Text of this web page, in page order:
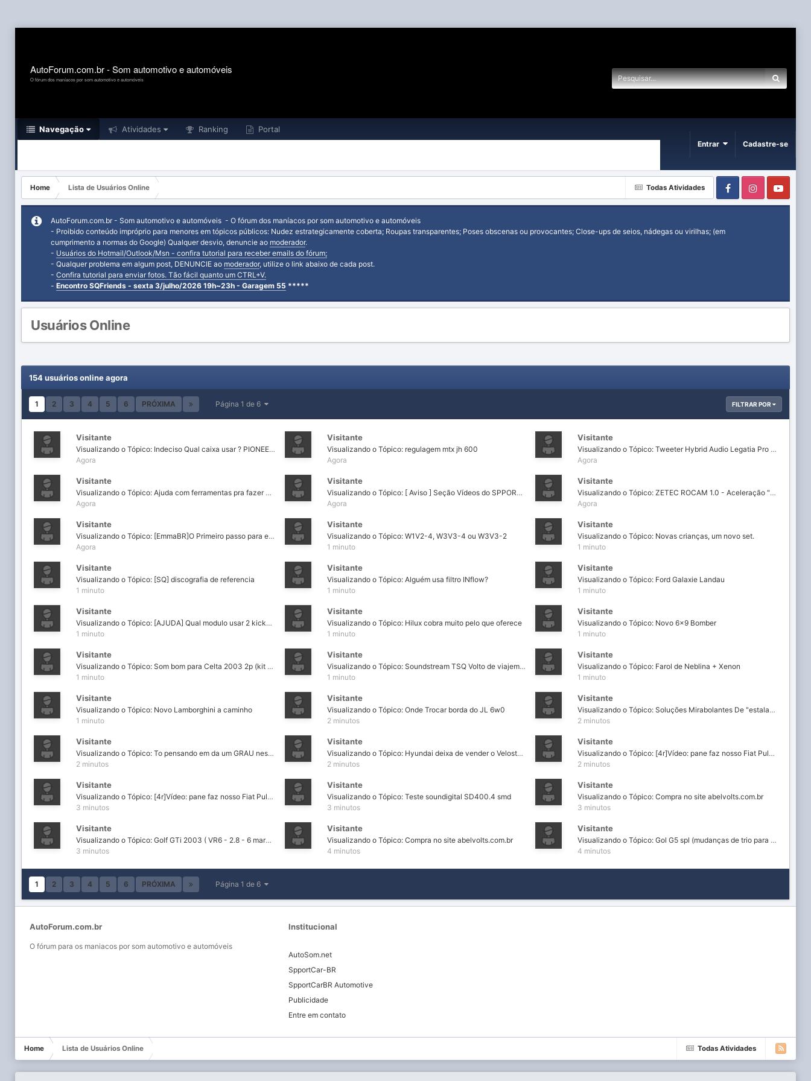
AutoForum.com.br - Som automotivo e automóveis
O fórum dos maníacos por som automotivo e automóveis
Navegação Atividades Ranking Portal
Entrar Cadastre-se
Todas Atividades
Home Lista de Usuários Online FacebookInstagram
AutoForum.com.br - Som automotivo e automóveis - O fórum dos maníacos por som automotivo e automóveis
- Proibido conteúdo impróprio para menores em tópicos públicos: Nudez estrategicamente coberta; Roupas transparentes; Poses obscenas ou provocantes; Close-ups de seios, nádegas ou virilhas; (em
cumprimento a normas do Google) Qualquer desvio, denuncie ao moderador.
- Usuários do Hotmail/Outlook/Msn - confira tutorial para receber emails do fórum;
- Qualquer problema em algum post, DENUNCIE ao moderador, utilize o link abaixo de cada post.
- Confira tutorial para enviar fotos. Tão fácil quanto um CTRL+V.
- Encontro SQFriends - sexta 3/julho/2026 19h~23h - Garagem 55 *****
Usuários Online
154 usuários online agora
FILTRAR POR
1 2 3 4 5 6 PRÓXIMA Página 1 de 6
Visitante
Visualizando o Tópico: Indeciso Qual caixa usar ? PIONEER 309
Agora
Visitante
Visualizando o Tópico: regulagem mtx jh 600
Agora
Visitante
Visualizando o Tópico: Tweeter Hybrid Audio Legatia Pro L1
Agora
Visitante
Visualizando o Tópico: Ajuda com ferramentas pra fazer caixas. =)
Agora
Visitante
Visualizando o Tópico: [ Aviso ] Seção Vídeos do SPPORTCARBR
Agora
Visitante
Visualizando o Tópico: ZETEC ROCAM 1.0 - Aceleração " engasgando ''
Agora
Visitante
Visualizando o Tópico: [EmmaBR]O Primeiro passo para estar entre os melhores do mundo começa aqui. Diretamente de Singapura, Terence Nah, Diretor da EM...
Agora
Visitante
Visualizando o Tópico: W1V2-4, W3V3-4 ou W3V3-2
1 minuto
Visitante
Visualizando o Tópico: Novas crianças, um novo set.
1 minuto
Visitante
Visualizando o Tópico: [SQ] discografia de referencia
1 minuto
Visitante
Visualizando o Tópico: Alguém usa filtro INflow?
1 minuto
Visitante
Visualizando o Tópico: Ford Galaxie Landau
1 minuto
Visitante
Visualizando o Tópico: [AJUDA] Qual modulo usar 2 kicker CVR 12 2+2??
1 minuto
Visitante
Visualizando o Tópico: Hilux cobra muito pelo que oferece
1 minuto
Visitante
Visualizando o Tópico: Novo 6x9 Bomber
1 minuto
Visitante
Visualizando o Tópico: Som bom para Celta 2003 2p (kit 2 vias e adaptações)
1 minuto
Visitante
Visualizando o Tópico: Soundstream TSQ Volto de viajem + forte :O
1 minuto
Visitante
Visualizando o Tópico: Farol de Neblina + Xenon
1 minuto
Visitante
Visualizando o Tópico: Novo Lamborghini a caminho
1 minuto
Visitante
Visualizando o Tópico: Onde Trocar borda do JL 6w0
2 minutos
Visitante
Visualizando o Tópico: Soluções Mirabolantes De "estaladores"
2 minutos
Visitante
Visualizando o Tópico: To pensando em da um GRAU neste som? SUB ou WOOFER? e que modulo?
2 minutos
Visitante
Visualizando o Tópico: Hyundai deixa de vender o Veloster no Reino Unido
2 minutos
Visitante
Visualizando o Tópico: [4r]Vídeo: pane faz nosso Fiat Pulse Hybrid não funcionar como um híbrido
2 minutos
Visitante
Visualizando o Tópico: [4r]Vídeo: pane faz nosso Fiat Pulse Hybrid não funcionar como um híbrido
3 minutos
Visitante
Visualizando o Tópico: Teste soundigital SD400.4 smd
3 minutos
Visitante
Visualizando o Tópico: Compra no site abelvolts.com.br
3 minutos
Visitante
Visualizando o Tópico: Golf GTi 2003 ( VR6 - 2.8 - 6 marchas) 1200km
3 minutos
Visitante
Visualizando o Tópico: Compra no site abelvolts.com.br
4 minutos
Visitante
Visualizando o Tópico: Gol G5 spl (mudanças de trio para subgrave) :D
4 minutos
1 2 3 4 5 6 PRÓXIMA Página 1 de 6
AutoForum.com.br
O fórum para os maniacos por som automotivo e automóveis
Institucional
AutoSom.net
SpportCar-BR
SpportCarBR Automotive
Publicidade
Entre em contato
Todas Atividades
Home Lista de Usuários Online